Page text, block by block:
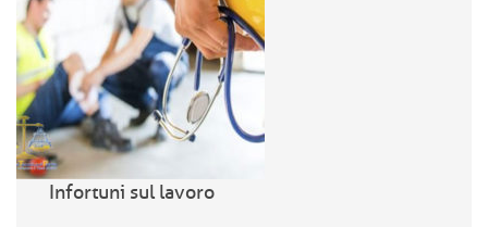
Infortuni sul lavoro